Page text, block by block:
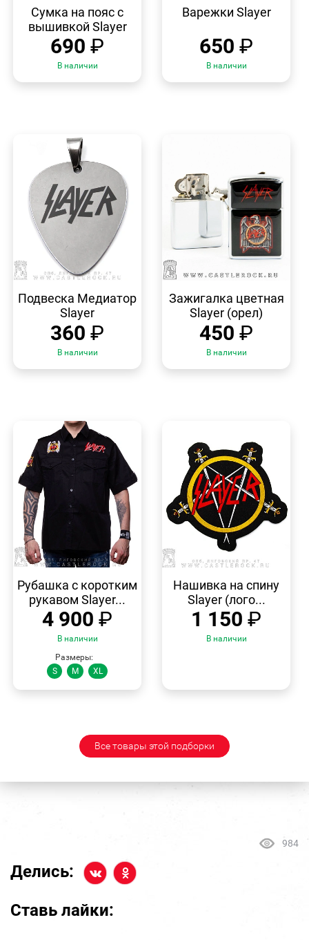
Сумка на пояс с
вышивкой Slayer
690 ₽
В наличии
ПРОСМОТР
Варежки Slayer
650 ₽
В наличии
ПРОСМОТР
Подвеска Медиатор
Slayer
360 ₽
В наличии
ПРОСМОТР
Зажигалка цветная
Slayer (орел)
450 ₽
В наличии
ПРОСМОТР
Рубашка с коротким
рукавом Slayer...
4 900 ₽
В наличии
Размеры:
S
M XL
ПРОСМОТР
Нашивка на спину
Slayer (лого...
1 150 ₽
В наличии
Все товары этой подборки
984
Делись:
Ставь лайки: